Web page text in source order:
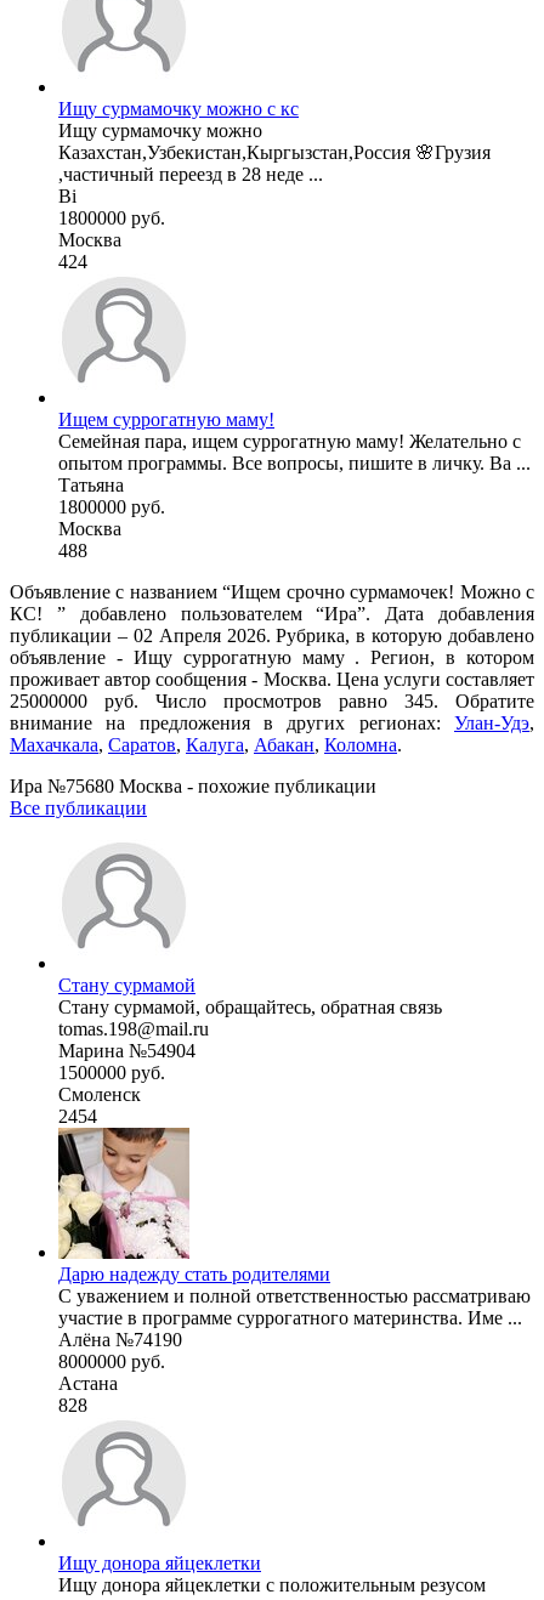
Ищу сурмамочку можно с кс
Ищу сурмамочку можно
Казахстан,Узбекистан,Кыргызстан,Россия 🌸Грузия
,частичный переезд в 28 неде ...
Bi
1800000 руб.
Москва
424
Ищем суррогатную маму!
Семейная пара, ищем суррогатную маму! Желательно с
опытом программы. Все вопросы, пишите в личку. Ва ...
Татьяна
1800000 руб.
Москва
488
Объявление с названием “Ищем срочно сурмамочек! Можно с
КС! ” добавлено пользователем “Ира”. Дата добавления
публикации – 02 Апреля 2026. Рубрика, в которую добавлено
объявление - Ищу суррогатную маму . Регион, в котором
проживает автор сообщения - Москва. Цена услуги составляет
25000000 руб. Число просмотров равно 345. Обратите
внимание на предложения в других регионах: Улан-Удэ,
Махачкала, Саратов, Калуга, Абакан, Коломна.
Ира №75680 Москва - похожие публикации
Все публикации
Стану сурмамой
Стану сурмамой, обращайтесь, обратная связь
tomas.198@mail.ru
Марина №54904
1500000 руб.
Смоленск
2454
Дарю надежду стать родителями
С уважением и полной ответственностью рассматриваю
участие в программе суррогатного материнства. Име ...
Алёна №74190
8000000 руб.
Астана
828
Ищу донора яйцеклетки
Ищу донора яйцеклетки с положительным резусом